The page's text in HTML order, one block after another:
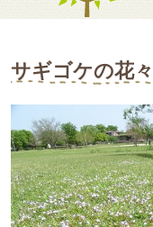
サギゴケの花